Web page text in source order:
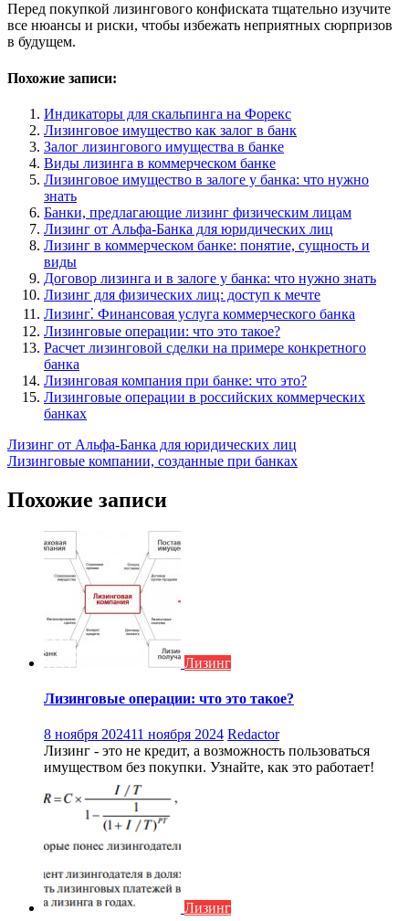
Перед покупкой лизингового конфиската тщательно изучите
все нюансы и риски, чтобы избежать неприятных сюрпризов
в будущем.
Похожие записи:
Индикаторы для скальпинга на Форекс
Лизинговое имущество как залог в банк
Залог лизингового имущества в банке
Виды лизинга в коммерческом банке
Лизинговое имущество в залоге у банка: что нужно
знать
Банки, предлагающие лизинг физическим лицам
Лизинг от Альфа-Банка для юридических лиц
Лизинг в коммерческом банке: понятие, сущность и
виды
Договор лизинга и в залоге у банка: что нужно знать
Лизинг для физических лиц: доступ к мечте
Лизинг⁚ Финансовая услуга коммерческого банка
Лизинговые операции: что это такое?
Расчет лизинговой сделки на примере конкретного
банка
Лизинговая компания при банке: что это?
Лизинговые операции в российских коммерческих
банках
Навигация
по
записям
Лизинг от Альфа-Банка для юридических лиц
Лизинговые компании, созданные при банках
Похожие записи
Лизинг
Лизинговые операции: что это такое?
8 ноября 202411 ноября 2024 Redactor
Лизинг - это не кредит, а возможность пользоваться
имуществом без покупки. Узнайте, как это работает!
Лизинг